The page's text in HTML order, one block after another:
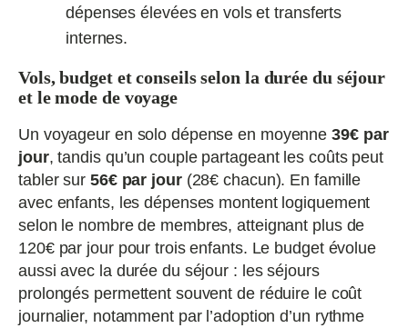
dépenses élevées en vols et transferts
internes.
Vols, budget et conseils selon la durée du séjour
et le mode de voyage
Un voyageur en solo dépense en moyenne39€ par
jour, tandis qu’un couple partageant les coûts peut
tabler sur 56€ par jour(28€ chacun). En famille
avec enfants, les dépenses montent logiquement
selon le nombre de membres, atteignant plus de
120€ par jour pour trois enfants. Le budget évolue
aussi avec la durée du séjour : les séjours
prolongés permettent souvent de réduire le coût
journalier, notamment par l’adoption d’un rythme